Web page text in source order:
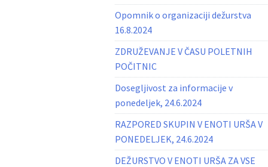
Opomnik o organizaciji dežurstva
16.8.2024
ZDRUŽEVANJE V ČASU POLETNIH
POČITNIC
Dosegljivost za informacije v
ponedeljek, 24.6.2024
RAZPORED SKUPIN V ENOTI URŠA V
PONEDELJEK, 24.6.2024
DEŽURSTVO V ENOTI URŠA ZA VSE